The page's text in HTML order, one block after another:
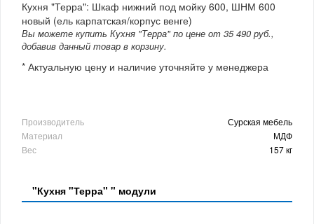
Кухня "Терра": Шкаф нижний под мойку 600, ШНМ 600
новый (ель карпатская/корпус венге)
Вы можете купить Кухня "Терра" по цене от 35 490 руб.,
добавив данный товар в корзину.
* Актуальную цену и наличие уточняйте у менеджера
Производитель
Сурская мебель
Материал
МДФ
Вес
157 кг
"Кухня "Терра" " модули